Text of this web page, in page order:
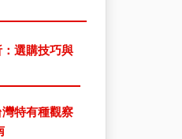
選購技巧與
特有種觀察